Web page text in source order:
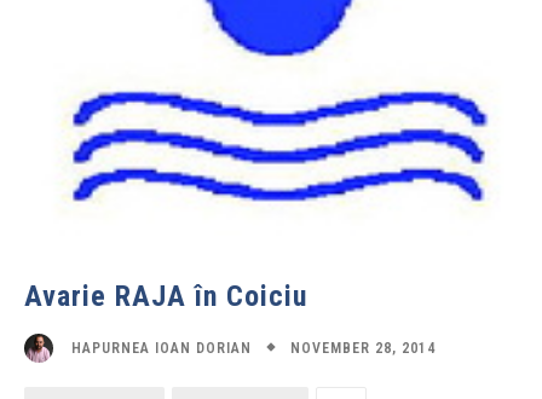
Avarie RAJA în Coiciu
HAPURNEA IOAN DORIAN NOVEMBER 28, 2014